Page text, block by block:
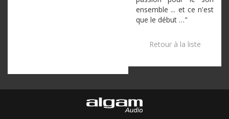
ensemble ... et ce n'est
que le début …"
Retour à la liste